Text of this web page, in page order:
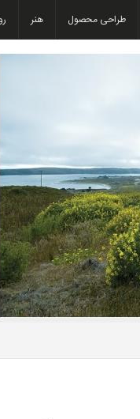
طراحی محصول هنر